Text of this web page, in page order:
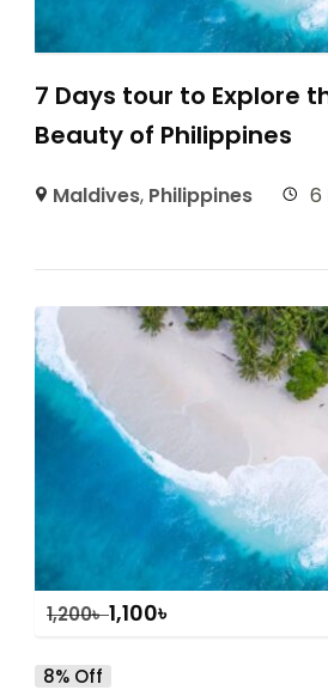
7 Days tour to Explore
Beauty of Philippines
Maldives, Philippines 6
1,200৳1,100৳
8% Off